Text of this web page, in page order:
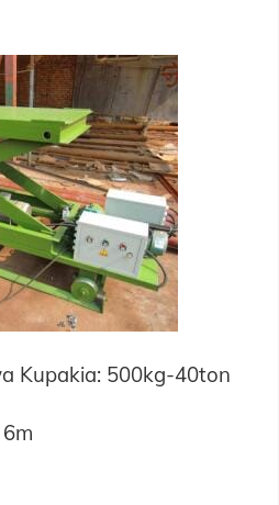
Kupakia: 500kg-40ton